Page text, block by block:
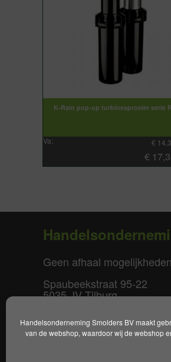
Handelsonderneming Smolders BV maakt
van de webshop, waardoor wij de webshop
K-Rain pop-up turbinesproeier serie
Va: €
€
Geen afhaal
Spaubeekstraat 95-22
5035 JV Tilburg
T. +31(0)85-0640877
E.info@smoldersbv.nl